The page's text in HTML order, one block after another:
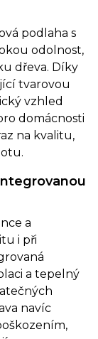
podlaha s
odolnost,
dřeva. Díky
tvarovou
vzhled
domácnosti
na kvalitu,
a
i při
a tepelný
navíc